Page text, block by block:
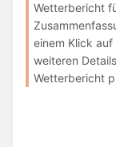
Wetterbericht
einem Klick
weiteren
Wetterbericht